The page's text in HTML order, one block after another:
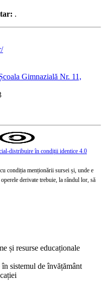
.
Gimnazială Nr. 11,
distribuire în condiţii identice 4.0
condiția menționării sursei și, unde e
derivate trebuie, la rândul lor, să
și resurse educaționale
sistemul de învățământ